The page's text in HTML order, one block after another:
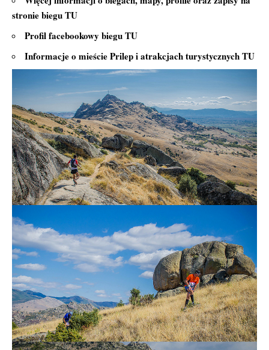
stronie bieguTU
Profil facebookowy bieguTU
Informacje o mieście Prilep i atrakcjach turystycznychTU